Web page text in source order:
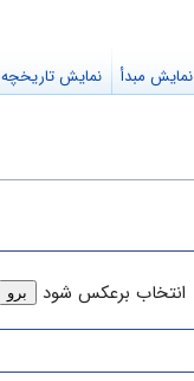
انتخاب برعکس شود
نمایش مبدأ نمایش تاریخچه